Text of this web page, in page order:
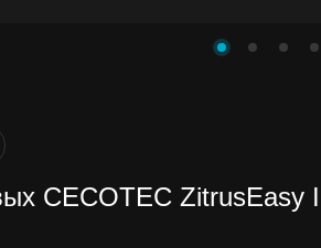
CECOTEC ZitrusEasy
кабинете
оплатить